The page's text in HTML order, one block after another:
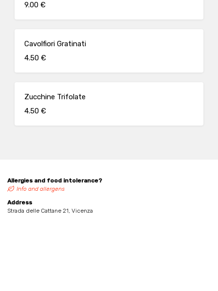
9.00 €
Cavolfiori Gratinati
4.50 €
Zucchine Trifolate
4.50 €
Allergies and food intolerance?
Info and allergens
Address
Strada delle Cattane 21, Vicenza